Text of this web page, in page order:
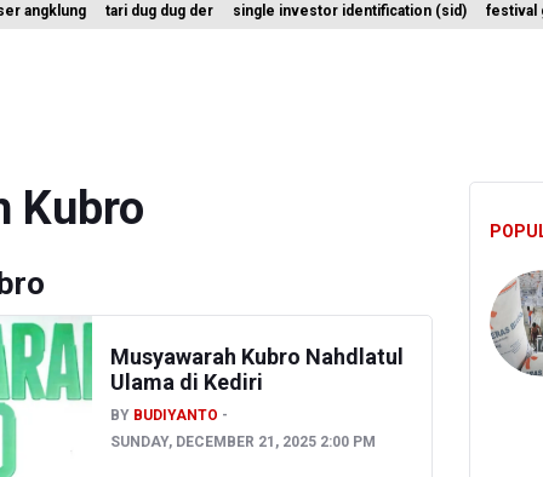
Terjadi di Festival Budaya Lembah Baliem di Papua
angklung tari dug dug der single investor identification (sid) festival
Kubro
Musyawarah Kubro Nahdlatul
Ulama di Kediri
BY BUDIYANTO
SUNDAY, DECEMBER 21, 2025 2:00 PM